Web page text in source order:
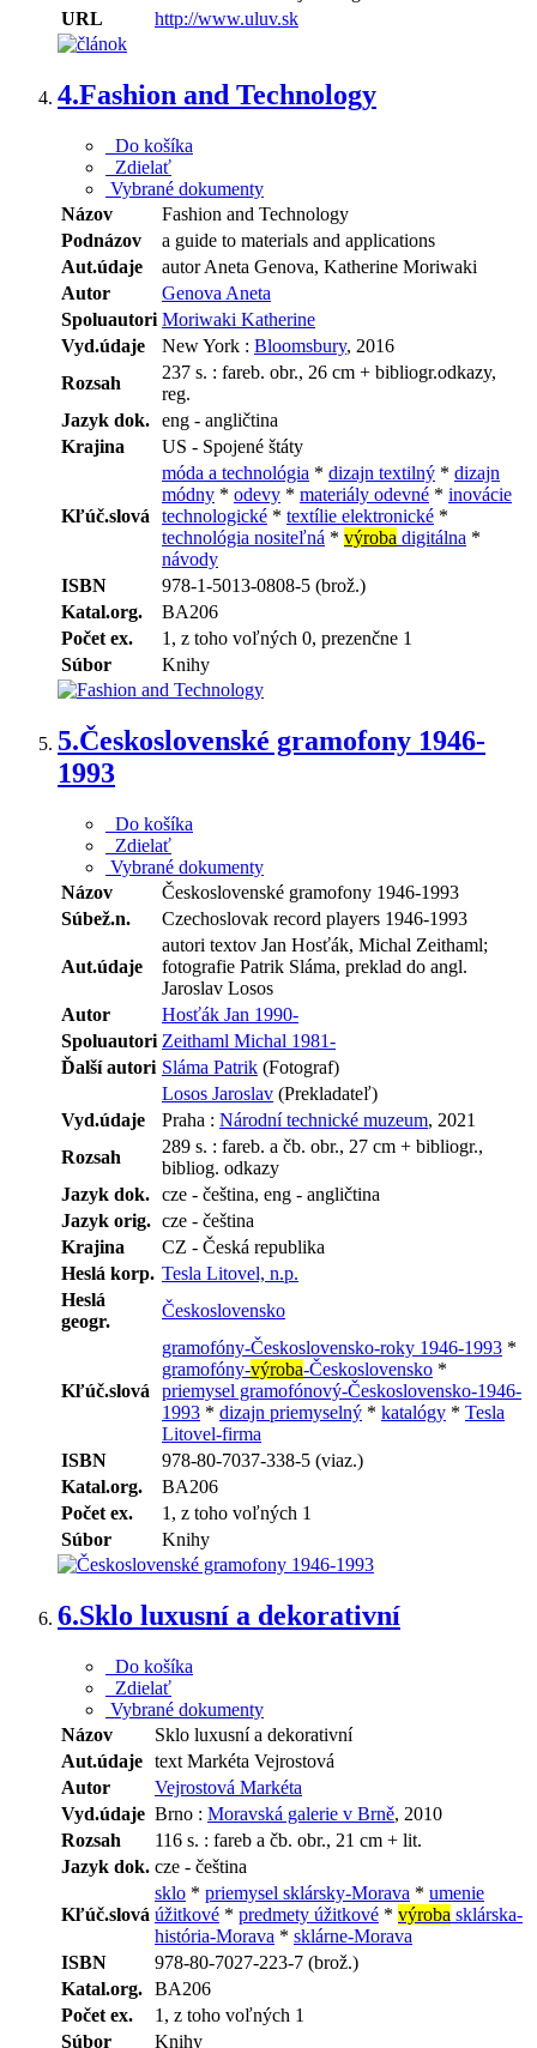
URL
http://www.uluv.sk
4.Fashion and Technology
Do košíka
Zdielať
Vybrané dokumenty
Názov
Fashion and Technology
Podnázov
a guide to materials and applications
Aut.údaje
autor Aneta Genova, Katherine Moriwaki
Autor
Genova Aneta
Spoluautori Moriwaki Katherine
Vyd.údaje
New York : Bloomsbury, 2016
Rozsah
237 s. : fareb. obr., 26 cm + bibliogr.odkazy,
reg.
Jazyk dok. eng - angličtina
Krajina
US - Spojené štáty
Kľúč.slová
móda a technológia * dizajn textilný * dizajn
módny * odevy * materiály odevné * inovácie
technologické * textílie elektronické *
technológia nositeľná * výroba digitálna *
návody
ISBN
978-1-5013-0808-5 (brož.)
Katal.org.
BA206
Počet ex.
1, z toho voľných 0, prezenčne 1
Súbor
Knihy
5.Československé gramofony 1946-
1993
Do košíka
Zdielať
Vybrané dokumenty
Názov
Československé gramofony 1946-1993
Súbež.n.
Czechoslovak record players 1946-1993
Aut.údaje
autori textov Jan Hosťák, Michal Zeithaml;
fotografie Patrik Sláma, preklad do angl.
Jaroslav Losos
Autor
Hosťák Jan 1990-
Spoluautori Zeithaml Michal 1981-
Ďalší autori Sláma Patrik (Fotograf)
Losos Jaroslav (Prekladateľ)
Vyd.údaje
Praha : Národní technické muzeum, 2021
Rozsah
289 s. : fareb. a čb. obr., 27 cm + bibliogr.,
bibliog. odkazy
Jazyk dok. cze - čeština, eng - angličtina
Jazyk orig. cze - čeština
Krajina
CZ - Česká republika
Heslá korp. Tesla Litovel, n.p.
Heslá
geogr.
Československo
Kľúč.slová
gramofóny-Československo-roky 1946-1993 *
gramofóny-výroba-Československo *
priemysel gramofónový-Československo-1946-
1993 * dizajn priemyselný * katalógy * Tesla
Litovel-firma
ISBN
978-80-7037-338-5 (viaz.)
Katal.org.
BA206
Počet ex.
1, z toho voľných 1
Súbor
Knihy
6.Sklo luxusní a dekorativní
Do košíka
Zdielať
Vybrané dokumenty
Názov
Sklo luxusní a dekorativní
Aut.údaje text Markéta Vejrostová
Autor
Vejrostová Markéta
Vyd.údaje Brno : Moravská galerie v Brně, 2010
Rozsah
116 s. : fareb a čb. obr., 21 cm + lit.
Jazyk dok. cze - čeština
Kľúč.slová
sklo * priemysel sklársky-Morava * umenie
úžitkové * predmety úžitkové * výroba sklárska-
história-Morava * sklárne-Morava
ISBN
978-80-7027-223-7 (brož.)
Katal.org. BA206
Počet ex.
1, z toho voľných 1
Súbor
Knihy